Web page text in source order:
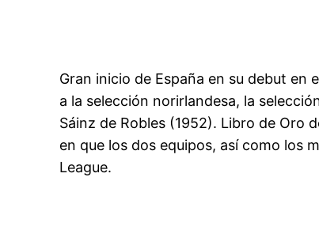
Gran inicio de España en su debut en
a la selección norirlandesa, la
Sáinz de Robles (1952). Libro de Oro
en que los dos equipos, así como los
League.